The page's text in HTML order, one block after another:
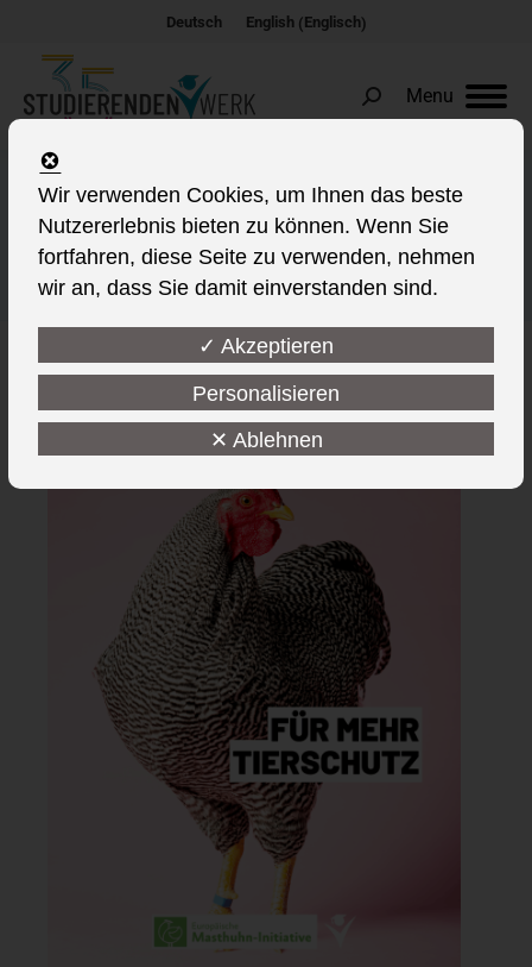
Deutsch English(Englisch)
Menu
Search:
Für mehr Tierschutz – unser
Fortschrittsbericht zur
Masthuhn-Initiative
This post is also available in:
Wir verwenden Cookies, um Ihnen das beste
Nutzererlebnis bieten zu können. Wenn Sie
fortfahren, diese Seite zu verwenden, nehmen
wir an, dass Sie damit einverstanden sind.
✓ Akzeptieren
Personalisieren
✕ Ablehnen